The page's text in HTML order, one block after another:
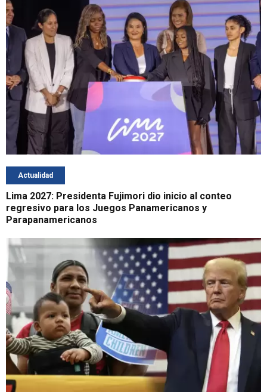
Actualidad
Lima 2027: Presidenta Fujimori dio inicio al conteo
regresivo para los Juegos Panamericanos y
Parapanamericanos